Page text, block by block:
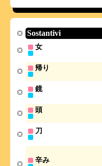
Sostantivi
女
帰り
鏡
頭
刀
辛み